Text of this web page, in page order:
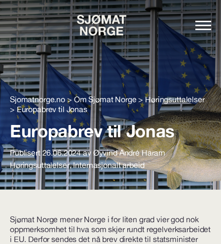
Sjomatnorge.no >Om Sjømat Norge>Høringsuttalelser
> Europabrev til Jonas
Europabrev til Jonas
Publisert 26.06.2024 av Øyvind André Haram
Høringsuttalelser,Internasjonalt arbeid
Sjømat Norge mener Norge i for liten grad vier god nok
oppmerksomhet til hva som skjer rundt regelverksarbeidet
i EU. Derfor sendes det nå brev direkte til statsminister